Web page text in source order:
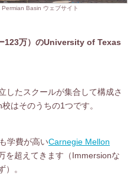
Basin ウェブサイト
123万）のUniversity of Texas
したスクールが集合して構成さ
はそのうちの1つです。
学費が高いCarnegie Mellon
を超えてきます（Immersionな
）。